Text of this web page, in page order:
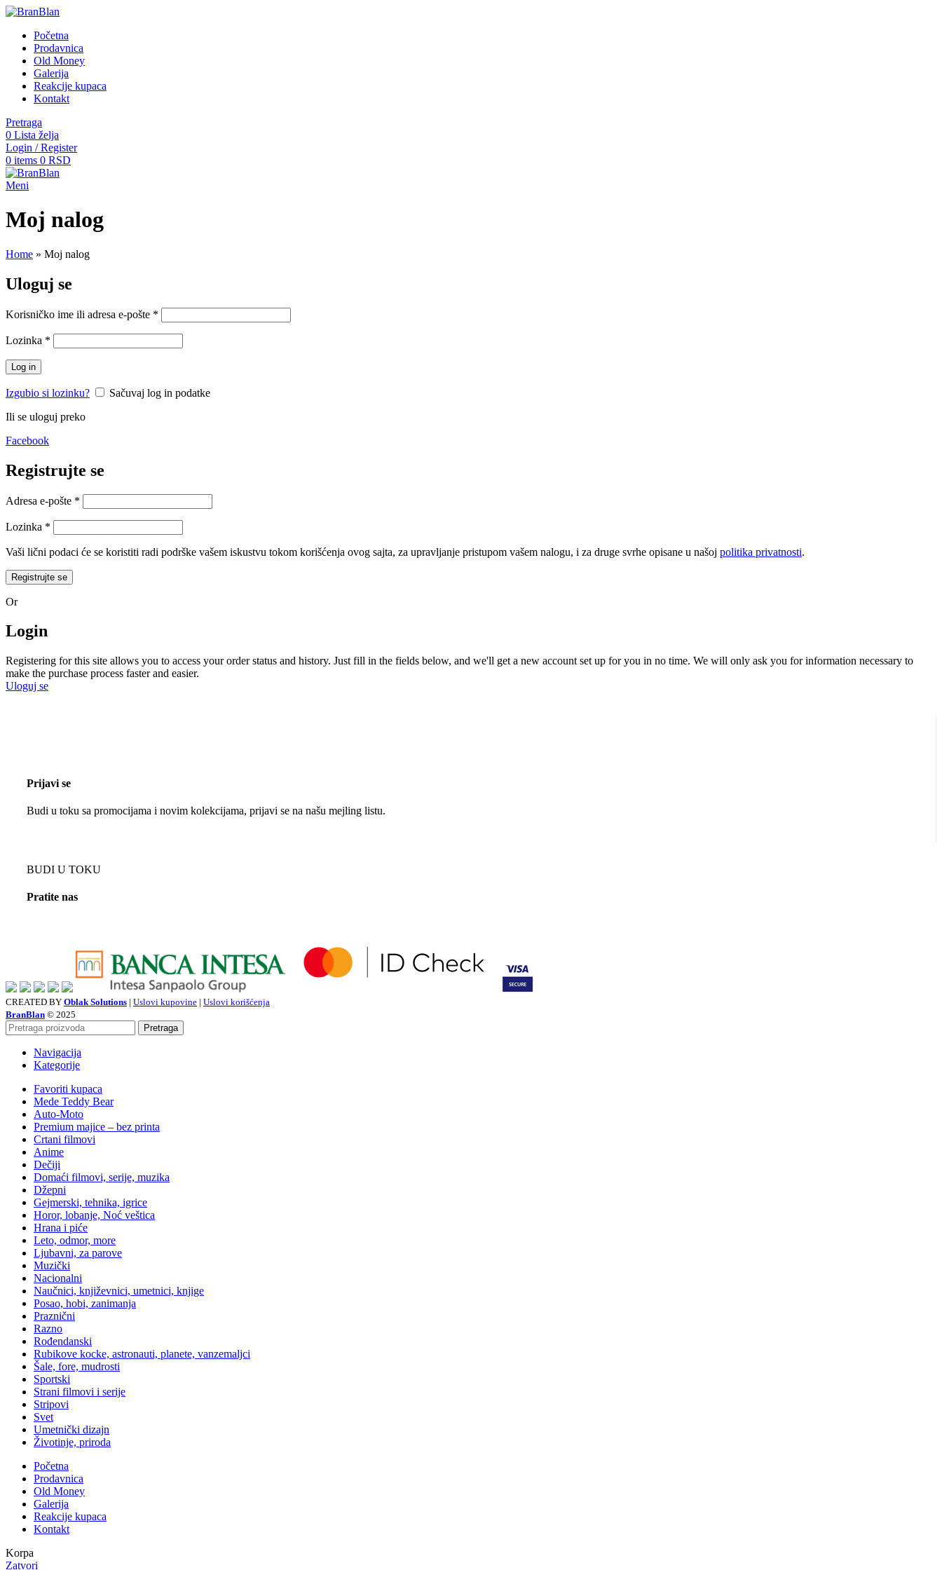
Početna
Prodavnica
Old Money
Galerija
Reakcije kupaca
Kontakt
Pretraga
0 Lista želja
Login / Register
0 items 0 RSD
Meni
Moj nalog
Home » Moj nalog
Uloguj se
Korisničko ime ili adresa e-pošte *
Lozinka *
Log in
Izgubio si lozinku?
Sačuvaj log in podatke
Ili se uloguj preko
Facebook
Registrujte se
Adresa e-pošte *
Lozinka *
Vaši lični podaci će se koristiti radi podrške vašem iskustvu tokom korišćenja ovog sajta, za upravljanje pristupom vašem nalogu, i za druge svrhe opisane u našoj politika privatnosti.
Registrujte se
Or
Login
Registering for this site allows you to access your order status and history. Just fill in the fields below, and we'll get a new account set up for you in no time. We will only ask you for information necessary to
make the purchase process faster and easier.
Uloguj se
Prijavi se
Budi u toku sa promocijama i novim kolekcijama, prijavi se na našu mejling listu.
BUDI U TOKU
Pratite nas
CREATED BY Oblak Solutions | Uslovi kupovine | Uslovi korišćenja
BranBlan © 2025
Pretraga
Navigacija
Kategorije
Favoriti kupaca
Mede Teddy Bear
Auto-Moto
Premium majice – bez printa
Crtani filmovi
Anime
Dečiji
Domaći filmovi, serije, muzika
Džepni
Gejmerski, tehnika, igrice
Horor, lobanje, Noć veštica
Hrana i piće
Leto, odmor, more
Ljubavni, za parove
Muzički
Nacionalni
Naučnici, književnici, umetnici, knjige
Posao, hobi, zanimanja
Praznični
Razno
Rođendanski
Rubikove kocke, astronauti, planete, vanzemaljci
Šale, fore, mudrosti
Sportski
Strani filmovi i serije
Stripovi
Svet
Umetnički dizajn
Životinje, priroda
Početna
Prodavnica
Old Money
Galerija
Reakcije kupaca
Kontakt
Korpa
Zatvori